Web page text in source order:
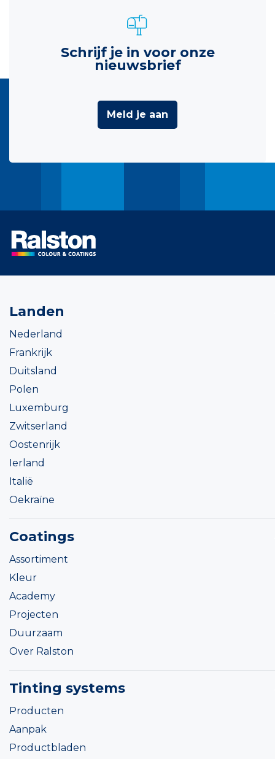
Schrijf je in voor onze
nieuwsbrief
Meld je aan
Landen
Nederland
Frankrijk
Duitsland
Polen
Luxemburg
Zwitserland
Oostenrijk
Ierland
Italië
Oekraïne
Coatings
Assortiment
Kleur
Academy
Projecten
Duurzaam
Over Ralston
Tinting systems
Producten
Aanpak
Productbladen